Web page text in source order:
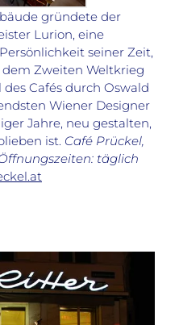
gründete der
Lurion, eine
seiner Zeit,
Zweiten Weltkrieg
Cafés durch Oswald
Wiener Designer
Jahre, neu gestalten,
ist. Café Prückel,
täglich